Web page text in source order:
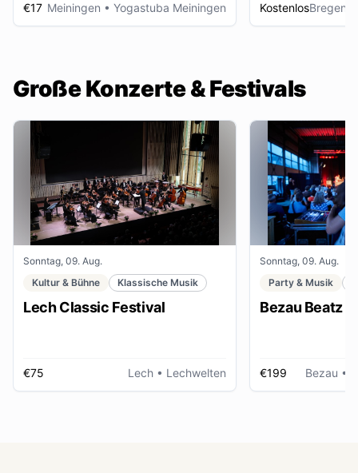
€17 Meiningen • Yogastuba Meiningen KostenlosBregenz
Große Konzerte & Festivals
Sonntag, 09. Aug.
Kultur & Bühne
Klassische Musik
Lech Classic Festival
€75 Lech • Lechwelten
Sonntag, 09. Aug.
Party & Musik
Bezau Beatz
€199 Bezau •